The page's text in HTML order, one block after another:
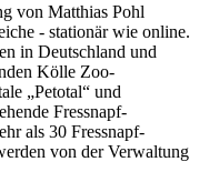
von Matthias Pohl
- stationär wie online.
in Deutschland und
Kölle Zoo-
„Petotal“ und
Fressnapf-
als 30 Fressnapf-
von der Verwaltung